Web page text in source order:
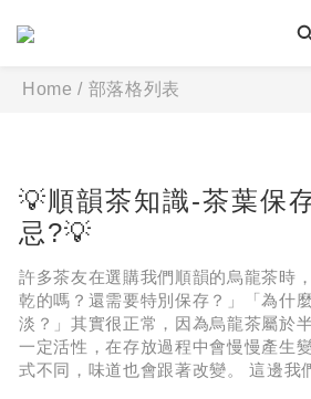
Home / 部落格列表
💡順韻茶知識-茶葉保
忌?💡
許多茶友在選購我們順韻的烏龍茶時
乾的嗎？還需要特別保存？」「為什
淡？」其實很正常，因為烏龍茶屬於
一定活性，在存放過程中會慢慢產生
式不同，味道也會跟著改變。 這邊我